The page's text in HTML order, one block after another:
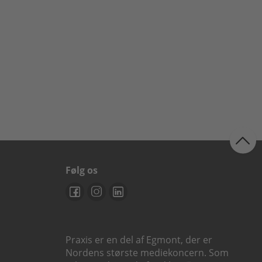
Følg os
Praxis er en del af Egmont, der er
Nordens største mediekoncern. Som